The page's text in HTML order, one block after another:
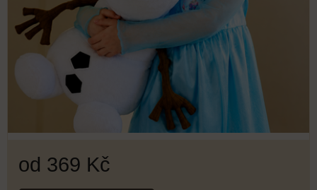
od 369 Kč